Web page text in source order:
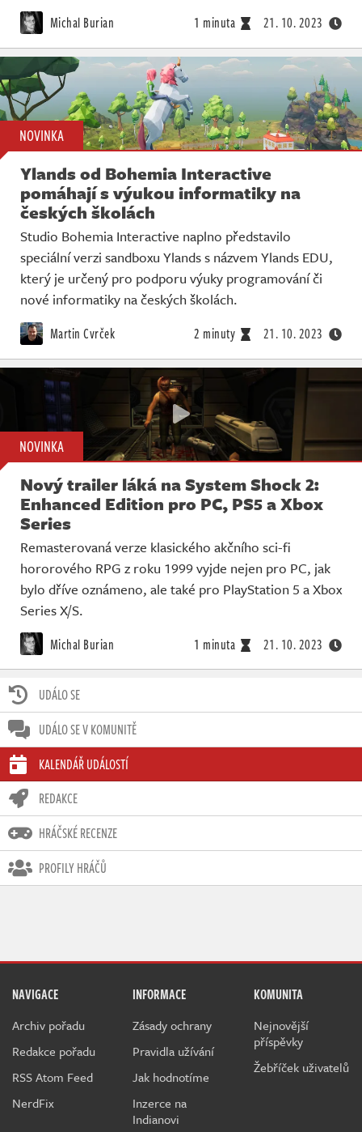
UDÁLO SE
UDÁLO SE V KOMUNITĚ
KALENDÁŘ UDÁLOSTÍ
REDAKCE
HRÁČSKÉ RECENZE
PROFILY HRÁČŮ
Michal Burian 1 minuta 21. 10. 2023
NOVINKA
Ylands od Bohemia Interactive
pomáhají s výukou informatiky na
českých školách
Studio Bohemia Interactive naplno představilo
speciální verzi sandboxu Ylands s názvem Ylands EDU,
který je určený pro podporu výuky programování či
nové informatiky na českých školách.
Martin Cvrček 2 minuty 21. 10. 2023
NOVINKA
Nový trailer láká na System Shock 2:
Enhanced Edition pro PC, PS5 a Xbox
Series
Remasterovaná verze klasického akčního sci-fi
hororového RPG z roku 1999 vyjde nejen pro PC, jak
bylo dříve oznámeno, ale také pro PlayStation 5 a Xbox
Series X/S.
Michal Burian 1 minuta 21. 10. 2023
NAVIGACE
Archiv pořadu
Redakce pořadu
RSS Atom Feed
NerdFix
INFORMACE
Zásady ochrany
Pravidla užívání
Jak hodnotíme
Inzerce na
Indianovi
KOMUNITA
Nejnovější
příspěvky
Žebříček uživatelů